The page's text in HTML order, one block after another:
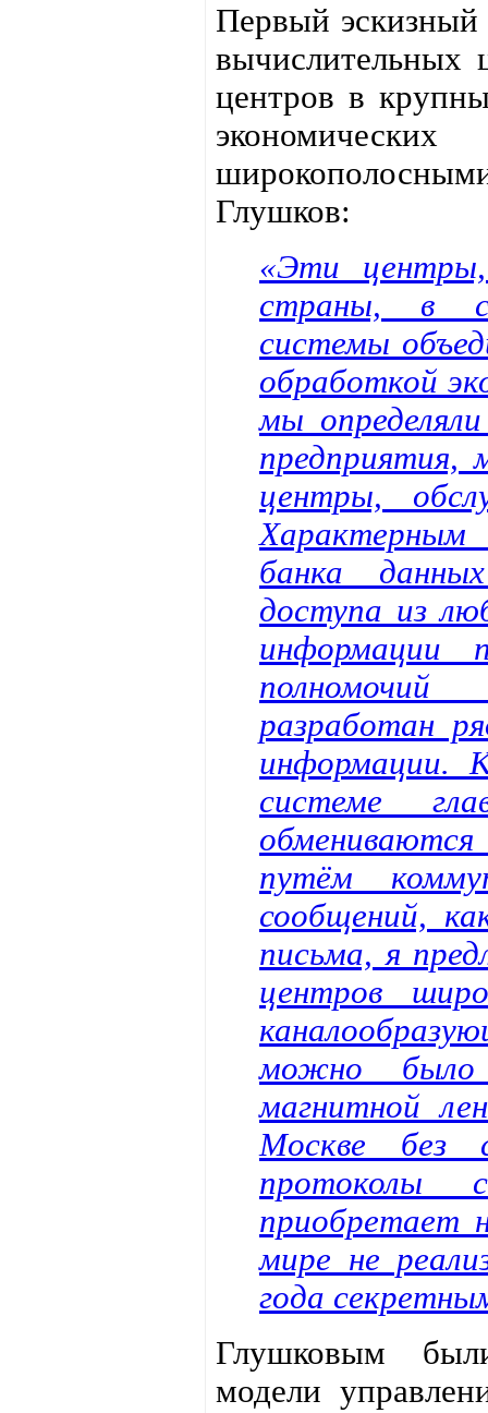
Первый эскизный
центров в
Глушков:
«Эти центры,
страны, в
системы
обработкой
мы
предприятия,
центры,
Характерным
банка
доступа из
информации
разработан
информации.
системе
путём
сообщений,
письма, я
центров
можно было
магнитной
Москве без
протоколы
приобретает
мире не
года
Глушковым
модели